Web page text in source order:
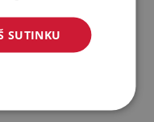
KAINA:39.99
PIRKTI
DABAR
SUTINKU